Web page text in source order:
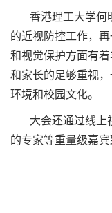
香港理工大学何
的近视防控工作，
和视觉保护方面有
和家长的足够重视
环境和校园文化。
大会还通过线上
的专家等重量级嘉宾